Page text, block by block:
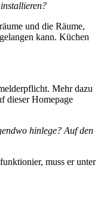
und die Räume,
kann. Küchen
Mehr dazu
dieser Homepage
hinlege? Auf den
muss er unter